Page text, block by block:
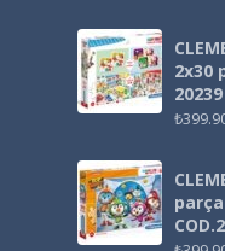
2x30
20239
₺